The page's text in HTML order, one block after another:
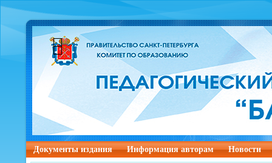
Документы издания Информация авторам Новости